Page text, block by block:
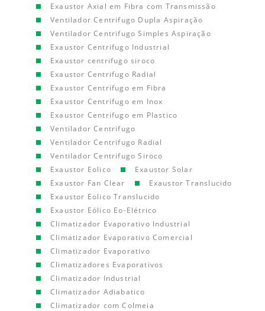
Exaustor Axial em Fibra com Transmissão
Ventilador Centrifugo Dupla Aspiração
Ventilador Centrifugo Simples Aspiração
Exaustor Centrifugo Industrial
Exaustor centrifugo siroco
Exaustor Centrifugo Radial
Exaustor Centrifugo em Fibra
Exaustor Centrifugo em Inox
Exaustor Centrifugo em Plastico
Ventilador Centrifugo
Ventilador Centrifugo Radial
Ventilador Centrifugo Siroco
Exaustor Eolico
Exaustor Solar
Exaustor Fan Clear
Exaustor Translucido
Exaustor Eolico Translucido
Exaustor Eólico Eo-Elétrico
Climatizador Evaporativo Industrial
Climatizador Evaporativo Comercial
Climatizador Evaporativo
Climatizadores Evaporativos
Climatizador Industrial
Climatizador Adiabatico
Climatizador com Colmeia